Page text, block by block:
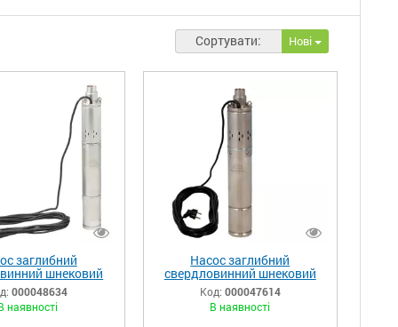
Сортувати: Нові
заглибний
шнековий
3DS 1027-0.5r
000048634
наявності
Насос заглибний
свердловинний шнековий
Vitals aqua 3.5DS 1048-0.5r
Код: 000047614
В наявності